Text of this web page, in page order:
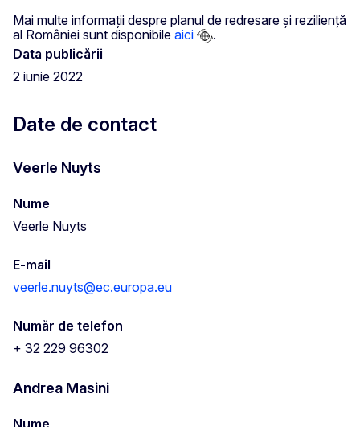
Mai multe informații despre planul de redresare și reziliență
al României sunt disponibile aici
.
Data publicării
2 iunie 2022
Date de contact
Veerle Nuyts
Nume
Veerle Nuyts
E-mail
veerle.nuyts@ec.europa.eu
Număr de telefon
+ 32 229 96302
Andrea Masini
Nume